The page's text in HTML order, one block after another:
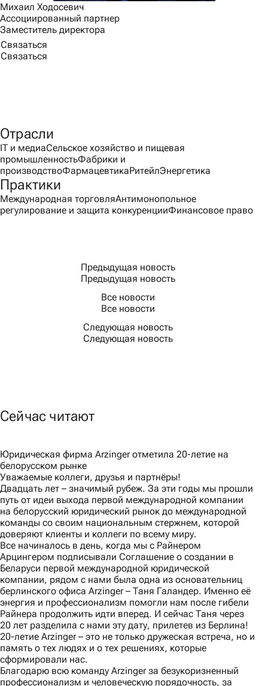
Михаил Ходосевич
Ассоциированный партнер
Заместитель директора
Связаться
Связаться
Отрасли
IT и медиаСельское хозяйство и пищевая
промышленностьФабрики и
производствоФармацевтикаРитейлЭнергетика
Практики
Международная торговляАнтимонопольное
регулирование и защита конкуренцииФинансовое право
Предыдущая новость
Предыдущая новость
Все новости
Все новости
Следующая новость
Следующая новость
Сейчас читают
Юридическая фирма Arzinger отметила 20-летие на
белорусском рынке
Уважаемые коллеги, друзья и партнёры!
Двадцать лет – значимый рубеж. За эти годы мы прошли
путь от идеи выхода первой международной компании
на белорусский юридический рынок до международной
команды со своим национальным стержнем, которой
доверяют клиенты и коллеги по всему миру.
Все начиналось в день, когда мы с Райнером
Арцингером подписывали Соглашение о создании в
Беларуси первой международной юридической
компании, рядом с нами была одна из основательниц
берлинского офиса Arzinger – Таня Галандер. Именно её
энергия и профессионализм помогли нам после гибели
Райнера продолжить идти вперед. И сейчас Таня через
20 лет разделила с нами эту дату, прилетев из Берлина!
20-летие Arzinger – это не только дружеская встреча, но и
память о тех людях и о тех решениях, которые
сформировали нас.
Благодарю всю команду Arzinger за безукоризненный
профессионализм и человеческую порядочность, за